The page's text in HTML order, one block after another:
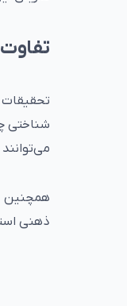
شناختی
همچنین
ذهنی